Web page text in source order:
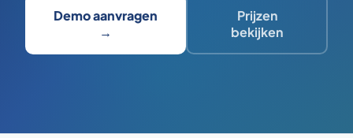
Demo aanvragen
→
Prijzen
bekijken